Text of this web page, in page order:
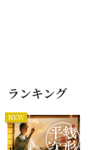
ランキング
NEW